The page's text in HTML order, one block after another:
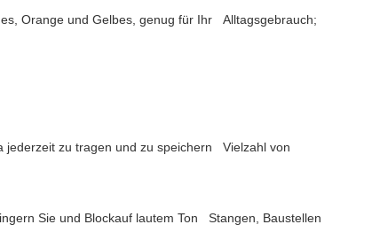
Orange und Gelbes, genug für Ihr Alltagsgebrauch;
jederzeit zu tragen und zu speichern Vielzahl von
Sie und Blockauf lautem Ton Stangen, Baustellen